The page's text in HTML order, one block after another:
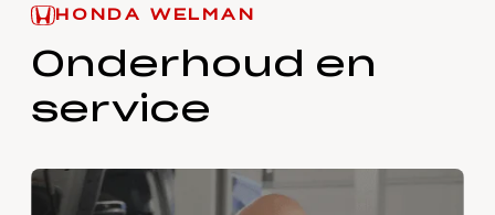
HONDA WELMAN
Onderhoud en
service